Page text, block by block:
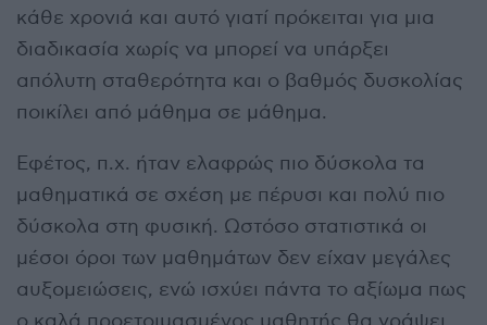
κάθε χρονιά και αυτό γιατί πρόκειται για μια
διαδικασία χωρίς να μπορεί να υπάρξει
απόλυτη σταθερότητα και ο βαθμός δυσκολίας
ποικίλει από μάθημα σε μάθημα.
Εφέτος, π.χ. ήταν ελαφρώς πιο δύσκολα τα
μαθηματικά σε σχέση με πέρυσι και πολύ πιο
δύσκολα στη φυσική. Ωστόσο στατιστικά οι
μέσοι όροι των μαθημάτων δεν είχαν μεγάλες
αυξομειώσεις, ενώ ισχύει πάντα το αξίωμα πως